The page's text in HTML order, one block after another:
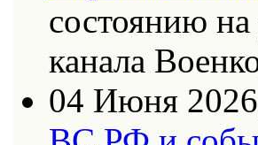
состоянию
канала
04 Июня